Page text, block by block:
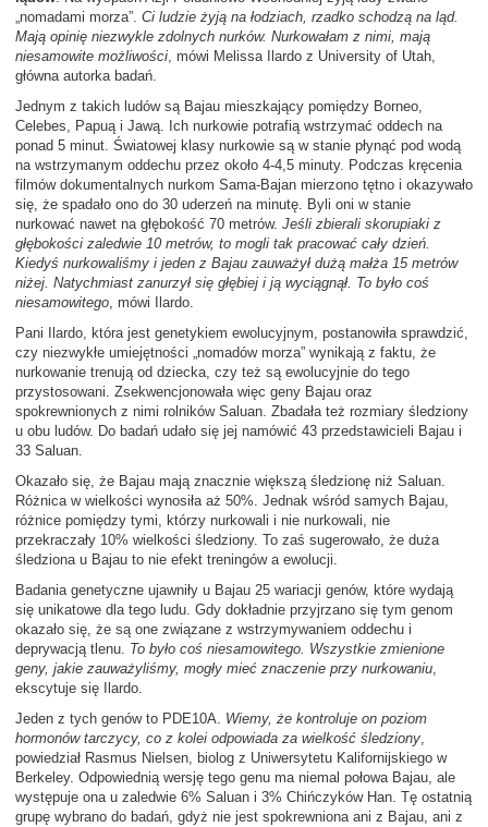
„nomadami morza”. Ci ludzie żyją na łodziach, rzadko schodzą na ląd.
Mają opinię niezwykle zdolnych nurków. Nurkowałam z nimi, mają
niesamowite możliwości, mówi Melissa Ilardo z University of Utah,
główna autorka badań.
Jednym z takich ludów są Bajau mieszkający pomiędzy Borneo,
Celebes, Papuą i Jawą. Ich nurkowie potrafią wstrzymać oddech na
ponad 5 minut. Światowej klasy nurkowie są w stanie płynąć pod wodą
na wstrzymanym oddechu przez około 4-4,5 minuty. Podczas kręcenia
filmów dokumentalnych nurkom Sama-Bajan mierzono tętno i okazywało
się, że spadało ono do 30 uderzeń na minutę. Byli oni w stanie
nurkować nawet na głębokość 70 metrów. Jeśli zbierali skorupiaki z
głębokości zaledwie 10 metrów, to mogli tak pracować cały dzień.
Kiedyś nurkowaliśmy i jeden z Bajau zauważył dużą małża 15 metrów
niżej. Natychmiast zanurzył się głębiej i ją wyciągnął. To było coś
niesamowitego, mówi Ilardo.
Pani Ilardo, która jest genetykiem ewolucyjnym, postanowiła sprawdzić,
czy niezwykłe umiejętności „nomadów morza” wynikają z faktu, że
nurkowanie trenują od dziecka, czy też są ewolucyjnie do tego
przystosowani. Zsekwencjonowała więc geny Bajau oraz
spokrewnionych z nimi rolników Saluan. Zbadała też rozmiary śledziony
u obu ludów. Do badań udało się jej namówić 43 przedstawicieli Bajau i
33 Saluan.
Okazało się, że Bajau mają znacznie większą śledzionę niż Saluan.
Różnica w wielkości wynosiła aż 50%. Jednak wśród samych Bajau,
różnice pomiędzy tymi, którzy nurkowali i nie nurkowali, nie
przekraczały 10% wielkości śledziony. To zaś sugerowało, że duża
śledziona u Bajau to nie efekt treningów a ewolucji.
Badania genetyczne ujawniły u Bajau 25 wariacji genów, które wydają
się unikatowe dla tego ludu. Gdy dokładnie przyjrzano się tym genom
okazało się, że są one związane z wstrzymywaniem oddechu i
deprywacją tlenu. To było coś niesamowitego. Wszystkie zmienione
geny, jakie zauważyliśmy, mogły mieć znaczenie przy nurkowaniu,
ekscytuje się Ilardo.
Jeden z tych genów to PDE10A. Wiemy, że kontroluje on poziom
hormonów tarczycy, co z kolei odpowiada za wielkość śledziony,
powiedział Rasmus Nielsen, biolog z Uniwersytetu Kalifornijskiego w
Berkeley. Odpowiednią wersję tego genu ma niemal połowa Bajau, ale
występuje ona u zaledwie 6% Saluan i 3% Chińczyków Han. Tę ostatnią
grupę wybrano do badań, gdyż nie jest spokrewniona ani z Bajau, ani z